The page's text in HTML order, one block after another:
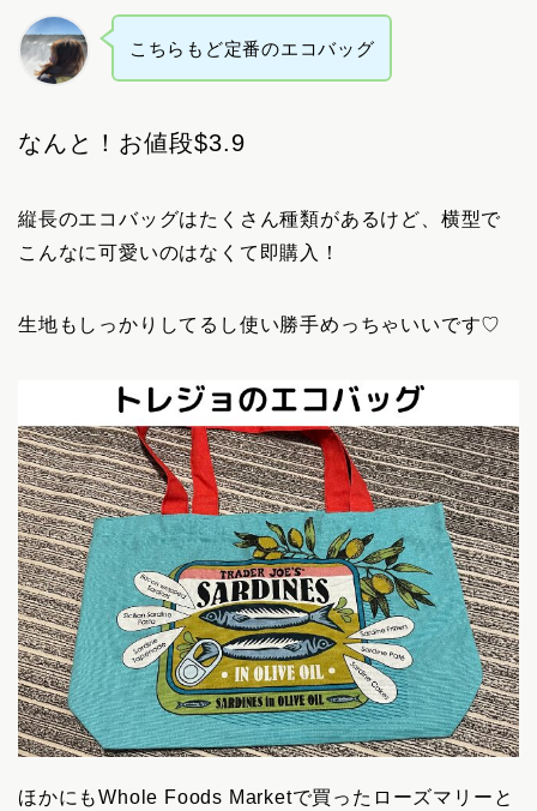
こちらもど定番のエコバッグ
なんと！お値段$3.9
縦長のエコバッグはたくさん種類があるけど、横型で
こんなに可愛いのはなくて即購入！
生地もしっかりしてるし使い勝手めっちゃいいです♡
ほかにもWhole Foods Marketで買ったローズマリーと